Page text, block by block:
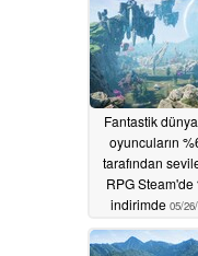
Fantastik
oyuncuların
tarafından
RPG Steam'de
indirimde 05/